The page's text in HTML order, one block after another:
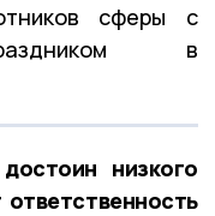
сферы с
в
низкого